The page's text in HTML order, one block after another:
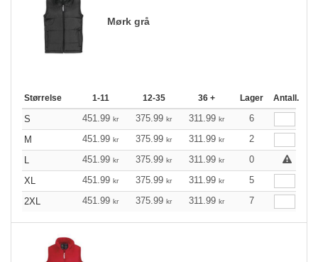
Mørk grå
Størrelse 1-11 12-35 36 + Lager Antall.
S 451.99 kr 375.99 kr 311.99 kr
6
M
451.99 kr 375.99 kr 311.99 kr
2
L
451.99 kr 375.99 kr 311.99 kr
0
XL
451.99 kr 375.99 kr 311.99 kr
5
2XL
451.99 kr 375.99 kr 311.99 kr 7